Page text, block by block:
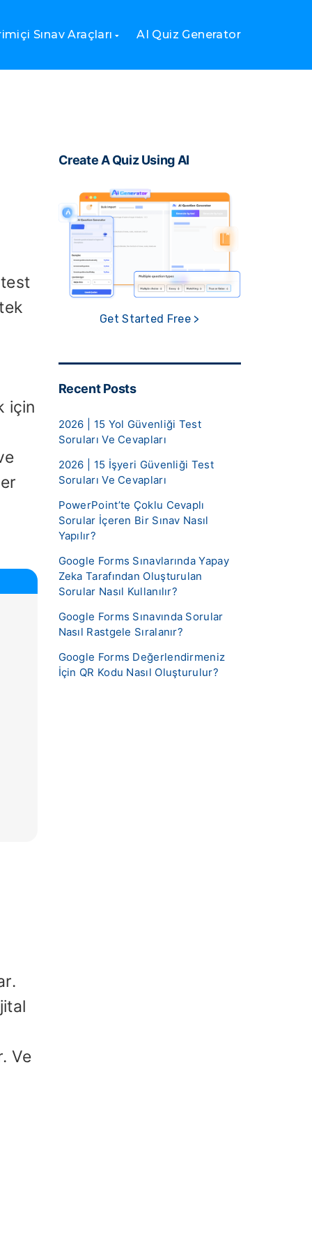
Sınav Araçları AI Quiz Generator
için
Ve
Create A Quiz Using AI
Get Started Free >
Recent Posts
2026 | 15 Yol Güvenliği Test
Soruları Ve Cevapları
2026 | 15 İşyeri Güvenliği Test
Soruları Ve Cevapları
PowerPoint’te Çoklu Cevaplı
Sorular İçeren Bir Sınav Nasıl
Yapılır?
Google Forms Sınavlarında Yapay
Zeka Tarafından Oluşturulan
Sorular Nasıl Kullanılır?
Google Forms Sınavında Sorular
Nasıl Rastgele Sıralanır?
Google Forms Değerlendirmeniz
İçin QR Kodu Nasıl Oluşturulur?